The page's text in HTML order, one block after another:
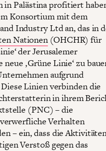
in Palästina profitiert
Konsortium mit dem
Industry Ltd an, das in
Nationen (OHCHR) für
der Jerusalemer
‚Grüne Linie‘ zu
aufgrund
Linien verbinden die
in ihrem
(PNC) – die
Verhalten
– ein, dass die
Verstoß gegen das